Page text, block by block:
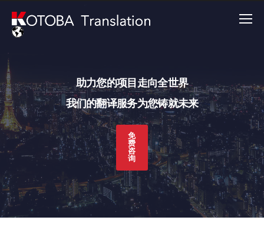
助力您的项目走向全世界
我们的翻译服务为您铸就未来
免
费
咨
询